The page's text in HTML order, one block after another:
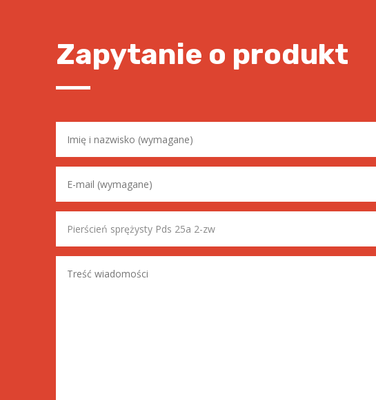
Zapytanie o produkt